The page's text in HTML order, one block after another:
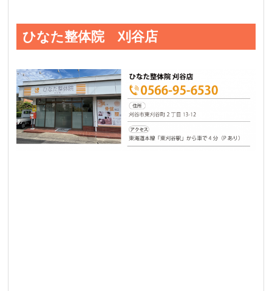
ひなた整体院 刈谷店